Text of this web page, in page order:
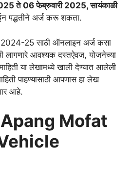
ते 06 फेब्रुवारी 2025, सायंकाळी
पद्धतीने अर्ज करू शकता.
2024-25 साठी ऑनलाइन अर्ज कसा
लागणारे आवश्यक दस्तऐवज, योजनेच्या
या लेखामध्ये खाली देण्यात आलेली
पाहण्यासाठी आपणास हा लेख
आहे.
Mofat